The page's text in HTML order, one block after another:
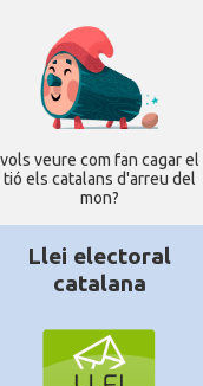
vols veure com fan cagar el
tió els catalans d'arreu del
mon?
Llei electoral
catalana